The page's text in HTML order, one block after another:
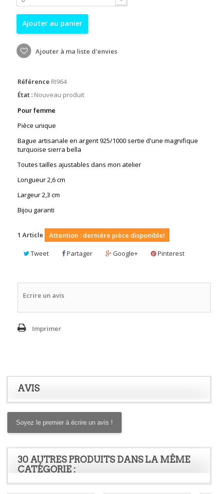
Ajouter au panier
Ajouter à ma liste d'envies
Référence RI964
État : Nouveau produit
Pour femme
Pièce unique
Bague artisanale en argent 925/1000 sertie d'une magnifique
turquoise sierra bella
Toutes tailles ajustables dans mon atelier
Longueur 2,6 cm
Largeur 2,3 cm
Bijou garanti
1 Article Attention : dernière pièce disponible!
Tweet Partager Google+ Pinterest
Ecrire un avis
Imprimer
AVIS
Soyez le premier à écrire un avis !
30 AUTRES PRODUITS DANS LA MÊME
CATÉGORIE :